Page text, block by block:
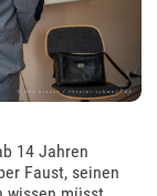
14 Jahren
Faust, seinen